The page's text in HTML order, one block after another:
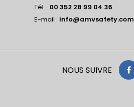
Tél. : 00 352 28 99 04 36
E-mail : info@amvsafety.com
NOUS SUIVRE